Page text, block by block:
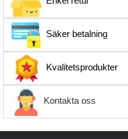
Säker betalning
Kvalitetsprodukter
Kontakta oss